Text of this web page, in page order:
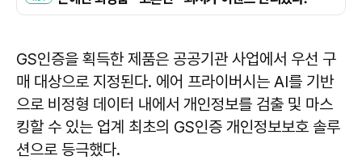
GS인증을 획득한 제품은 공공기관 사업에서 우선 구
매 대상으로 지정된다. 에어 프라이버시는 AI를 기반
으로 비정형 데이터 내에서 개인정보를 검출 및 마스
킹할 수 있는 업계 최초의 GS인증 개인정보보호 솔루
션으로 등극했다.